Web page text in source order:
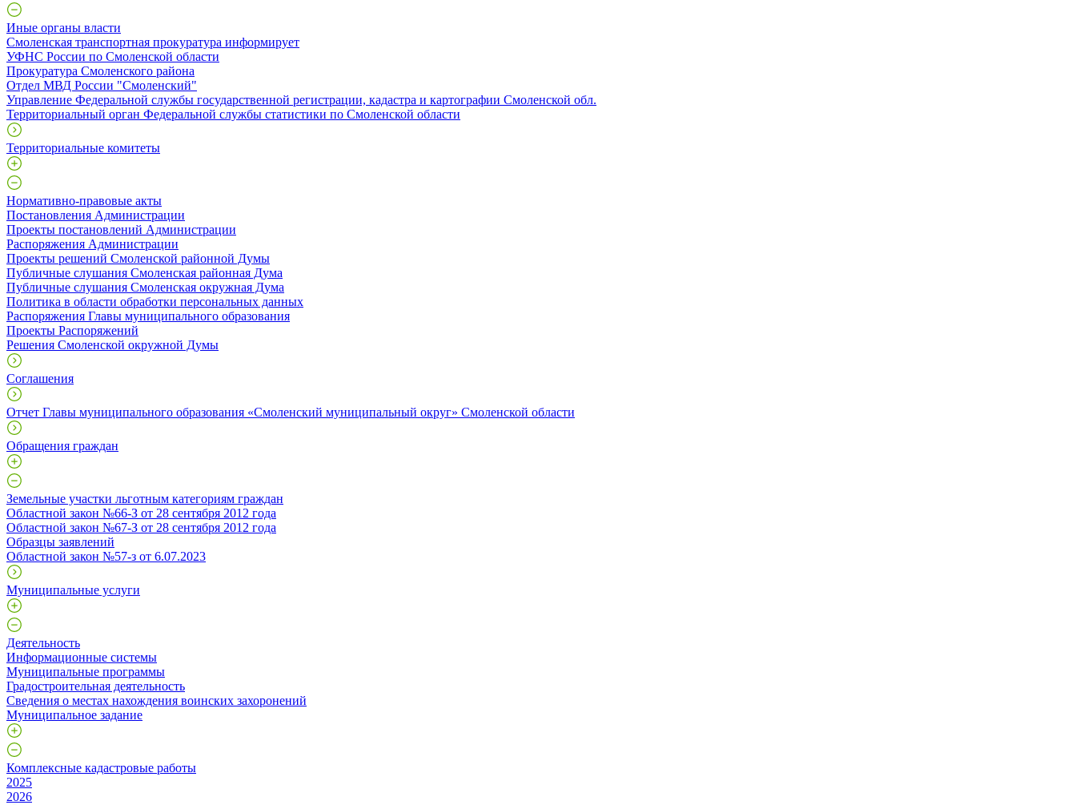
Иные органы власти
Смоленская транспортная прокуратура информирует
УФНС России по Смоленской области
Прокуратура Смоленского района
Отдел МВД России "Смоленский"
Управление Федеральной службы государственной регистрации, кадастра и картографии Смоленской обл.
Территориальный орган Федеральной службы статистики по Смоленской области
Территориальные комитеты
Нормативно-правовые акты
Постановления Администрации
Проекты постановлений Администрации
Распоряжения Администрации
Проекты решений Смоленской районной Думы
Публичные слушания Смоленская районная Дума
Публичные слушания Смоленская окружная Дума
Политика в области обработки персональных данных
Распоряжения Главы муниципального образования
Проекты Распоряжений
Решения Смоленской окружной Думы
Соглашения
Отчет Главы муниципального образования «Смоленский муниципальный округ» Смоленской области
Обращения граждан
Земельные участки льготным категориям граждан
Областной закон №66-З от 28 сентября 2012 года
Областной закон №67-З от 28 сентября 2012 года
Образцы заявлений
Областной закон №57-з от 6.07.2023
Муниципальные услуги
Деятельность
Информационные системы
Муниципальные программы
Градостроительная деятельность
Сведения о местах нахождения воинских захоронений
Муниципальное задание
Комплексные кадастровые работы
2025
2026